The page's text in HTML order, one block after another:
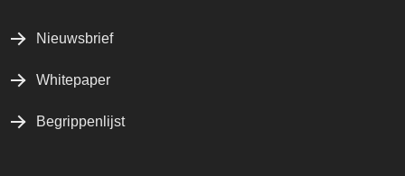
Nieuwsbrief
Whitepaper
Begrippenlijst